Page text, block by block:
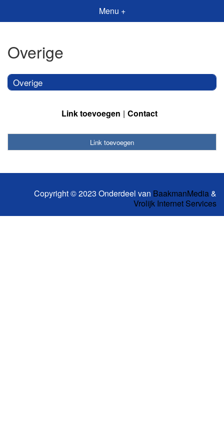
Menu +
Overige
Overige
Link toevoegen Contact
Link toevoegen
Copyright © 2023 Onderdeel van BaakmanMedia&
Vrolijk Internet Services